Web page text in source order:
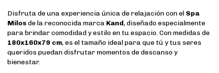
Disfruta de una experiencia única de relajación con el Spa
Milosde la reconocida marca Kand, diseñado especialmente
para brindar comodidad y estilo en tu espacio. Con medidas de
180x160x79 cm, es el tamaño ideal para que tú y tus seres
queridos puedan disfrutar momentos de descanso y
bienestar.